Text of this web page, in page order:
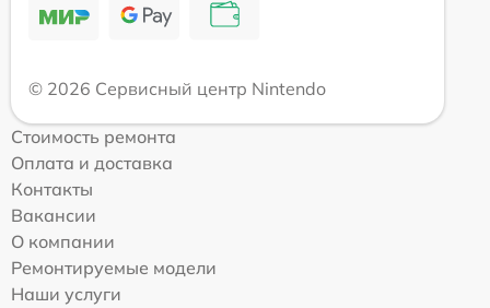
© 2026 Сервисный центр Nintendo
Стоимость ремонта
Оплата и доставка
Контакты
Вакансии
О компании
Ремонтируемые модели
Наши услуги